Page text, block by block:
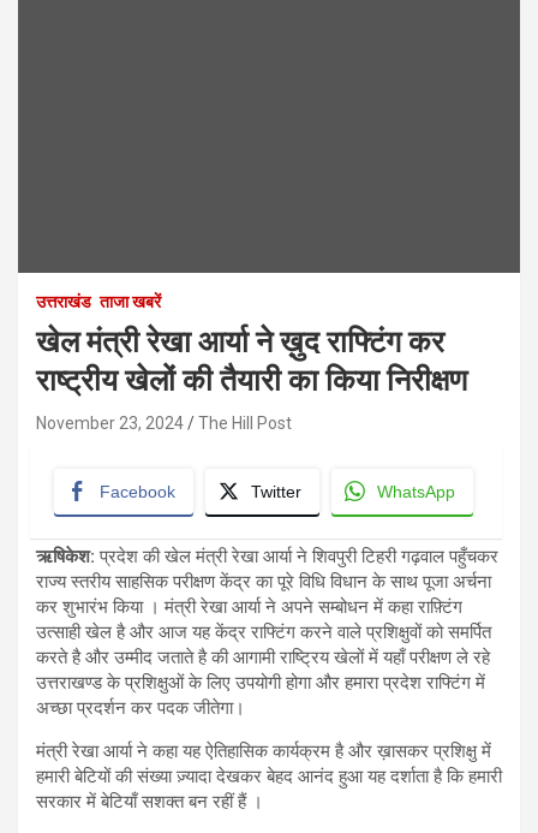
उत्तराखंड ताजा खबरें
खेल मंत्री रेखा आर्या ने ख़ुद राफ्टिंग कर
राष्ट्रीय खेलों की तैयारी का किया निरीक्षण
November 23, 2024 The Hill Post
Facebook Twitter WhatsApp
ऋषिकेश: प्रदेश की खेल मंत्री रेखा आर्या ने शिवपुरी टिहरी गढ़वाल पहुँचकर
राज्य स्तरीय साहसिक परीक्षण केंद्र का पूरे विधि विधान के साथ पूजा अर्चना
कर शुभारंभ किया । मंत्री रेखा आर्या ने अपने सम्बोधन में कहा राफ़्टिंग
उत्साही खेल है और आज यह केंद्र राफ्टिंग करने वाले प्रशिक्षुवों को समर्पित
करते है और उम्मीद जताते है की आगामी राष्ट्रिय खेलों में यहाँ परीक्षण ले रहे
उत्तराखण्ड के प्रशिक्षुओं के लिए उपयोगी होगा और हमारा प्रदेश राफ्टिंग में
अच्छा प्रदर्शन कर पदक जीतेगा।
मंत्री रेखा आर्या ने कहा यह ऐतिहासिक कार्यक्रम है और ख़ासकर प्रशिक्षु में
हमारी बेटियों की संख्या ज़्यादा देखकर बेहद आनंद हुआ यह दर्शाता है कि हमारी
सरकार में बेटियाँ सशक्त बन रहीं हैं ।